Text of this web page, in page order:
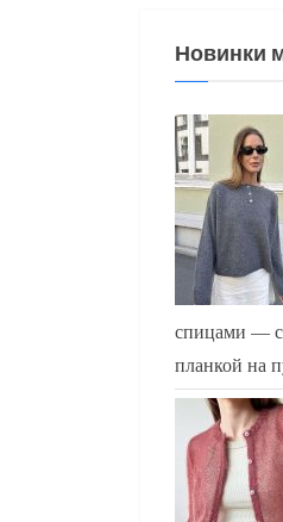
Новинки
спицами —
планкой на